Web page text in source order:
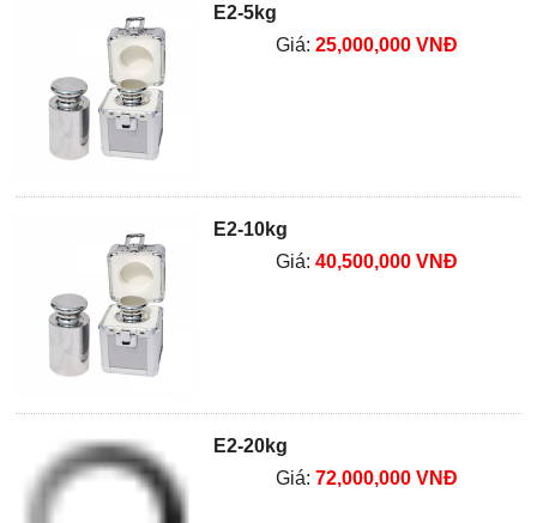
E2-5kg
Giá:25,000,000 VNĐ
E2-10kg
Giá:40,500,000 VNĐ
E2-20kg
Giá:72,000,000 VNĐ